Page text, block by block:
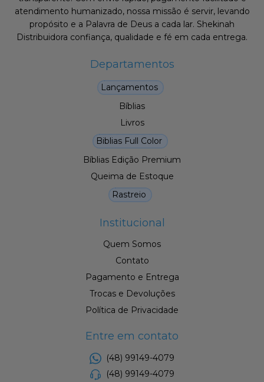
atendimento humanizado, nossa missão é servir, levando
propósito e a Palavra de Deus a cada lar. Shekinah
Distribuidora confiança, qualidade e fé em cada entrega.
Departamentos
Lançamentos
Bíblias
Livros
Biblias Full Color
Bíblias Edição Premium
Queima de Estoque
Rastreio
Institucional
Quem Somos
Contato
Pagamento e Entrega
Trocas e Devoluções
Política de Privacidade
Entre em contato
(48) 99149-4079
(48) 99149-4079